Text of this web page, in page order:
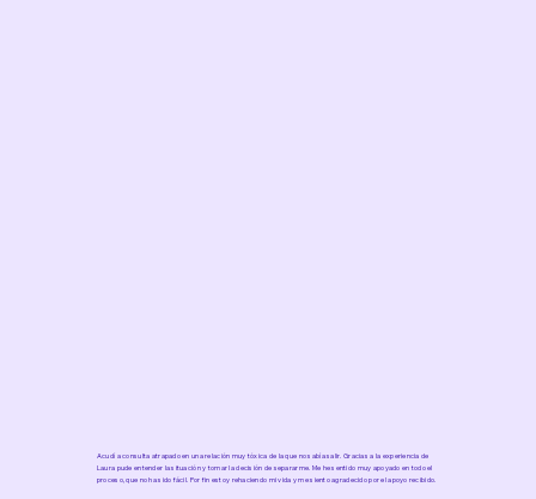
Acudí a consulta atrapado en una relación muy tóxica de la que no sabía salir. Gracias a la experiencia de
Laura pude entender la situación y tomar la decisión de separarme. Me he sentido muy apoyado en todo el
proceso, que no ha sido fácil. Por fin estoy rehaciendo mi vida y me siento agradecido por el apoyo recibido.